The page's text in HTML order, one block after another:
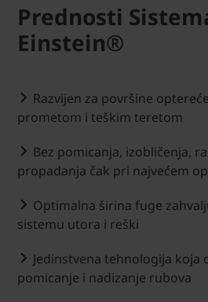
Prednosti
Einstein®
Razvijen za površine
prometom i teškim teretom
Bez pomicanja, izobličenja,
propadanja čak pri najvećem
Optimalna širina fuge
sistemu utora i reški
Jedinstvena tehnologija koja
pomicanje i nadizanje rubova